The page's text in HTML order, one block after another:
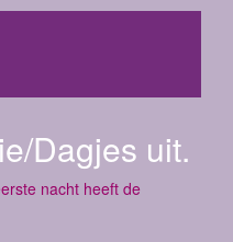
Dagjes uit.
nacht heeft de